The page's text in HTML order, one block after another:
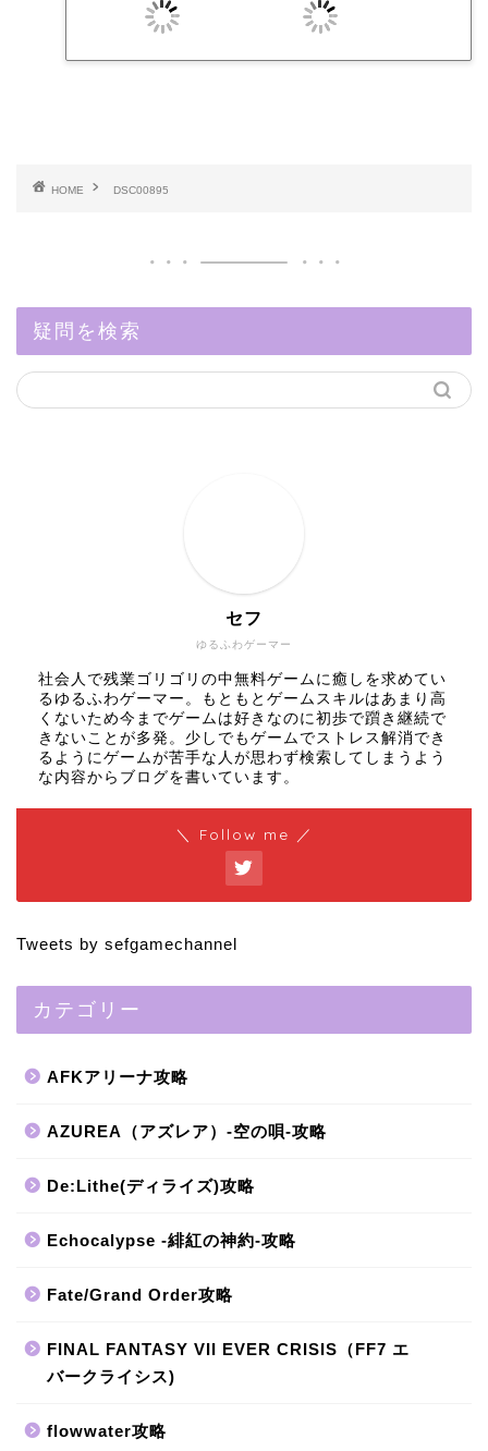
HOME DSC00895
疑問を検索
ゆるふわゲーマー
セフ
社会人で残業ゴリゴリの中無料ゲームに癒しを求めてい
るゆるふわゲーマー。もともとゲームスキルはあまり高
くないため今までゲームは好きなのに初歩で躓き継続で
きないことが多発。少しでもゲームでストレス解消でき
るようにゲームが苦手な人が思わず検索してしまうよう
な内容からブログを書いています。
＼ Follow me ／
Tweets by sefgamechannel
カテゴリー
AFKアリーナ攻略
AZUREA（アズレア）-空の唄-攻略
De:Lithe(ディライズ)攻略
Echocalypse -緋紅の神約-攻略
Fate/Grand Order攻略
FINAL FANTASY VII EVER CRISIS（FF7 エ
バークライシス)
flowwater攻略